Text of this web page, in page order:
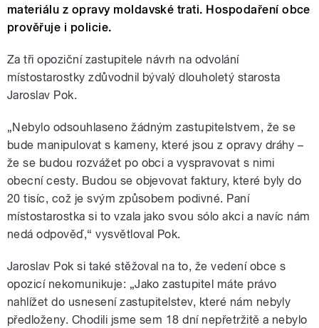
materiálu z opravy moldavské trati. Hospodaření obce
prověřuje i policie.
Za tři opoziční zastupitele návrh na odvolání
místostarostky zdůvodnil bývalý dlouholetý starosta
Jaroslav Pok.
„Nebylo odsouhlaseno žádným zastupitelstvem, že se
bude manipulovat s kameny, které jsou z opravy dráhy –
že se budou rozvážet po obci a vyspravovat s nimi
obecní cesty. Budou se objevovat faktury, které byly do
20 tisíc, což je svým způsobem podivné. Paní
místostarostka si to vzala jako svou sólo akci a navíc nám
nedá odpověď,“ vysvětloval Pok.
Jaroslav Pok si také stěžoval na to, že vedení obce s
opozicí nekomunikuje: „Jako zastupitel máte právo
nahlížet do usnesení zastupitelstev, které nám nebyly
předloženy. Chodili jsme sem 18 dní nepřetržitě a nebylo